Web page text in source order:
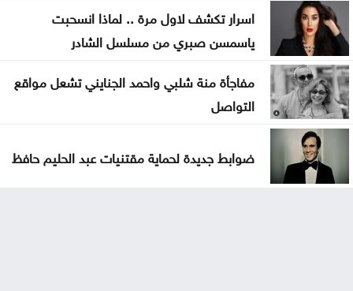
اسرار تكشف لاول مرة .. لماذا انسحبت
ياسمسن صبري من مسلسل الشادر
مفاجأة منة شلبي واحمد الجنايني تشعل مواقع
التواصل
ضوابط جديدة لحماية مقتنيات عبد الحليم حافظ